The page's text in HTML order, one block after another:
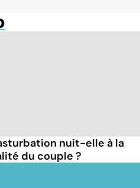
nuit-elle à la
du couple ?